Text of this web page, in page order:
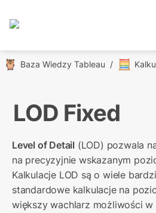
🦉 Baza Wiedzy Tableau / 🧮
LOD Fixed
Level of Detail (LOD) pozwala
na precyzyjnie wskazanym
Kalkulacje LOD są o wiele
standardowe kalkulacje na
większy wachlarz możliwości w